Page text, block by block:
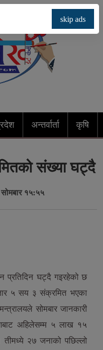
अन्तर्वार्ता कृषि
skip ads
संख्या घट्दै
१५:५५
प्रतिदिन घट्दै गइरहेको छ
५ सय ३ संक्रमित भएका
सोमबार जानकारी
अहिलेसम्म ५ लाख १५
२७ जनाको पछिल्लो